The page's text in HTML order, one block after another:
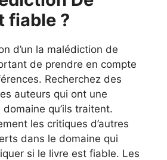
fiable ?
d’un la malédiction de
de prendre en compte
Recherchez des
auteurs qui ont une
qu’ils traitent.
les critiques d’autres
dans le domaine qui
si le livre est fiable. Les